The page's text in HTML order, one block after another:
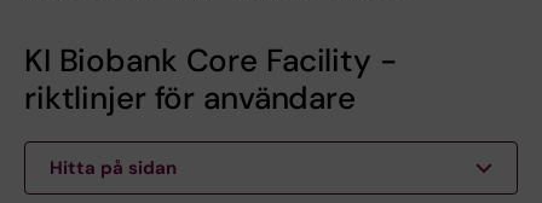
KI Biobank Core Facility -
riktlinjer för användare
Hitta på sidan